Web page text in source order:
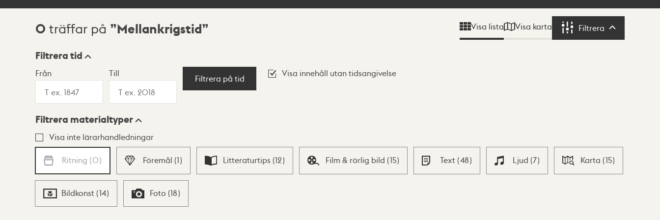
Sökresultat
0 träffar på Mellankrigstid Visa lista Visa karta Filtrera Filtrera
Visningsläge
Lista Karta
Filtrera tid
Från Till
Filtrera på tid
Visa innehåll utan tidsangivelse
Filtrera materialtyper
Visa inte lärarhandledningar
Ritning (0) Föremål (1) Litteraturtips (12) Film & rörlig bild (15) Text (48) Ljud (7) Karta (15)
Bildkonst (14) Foto (18)